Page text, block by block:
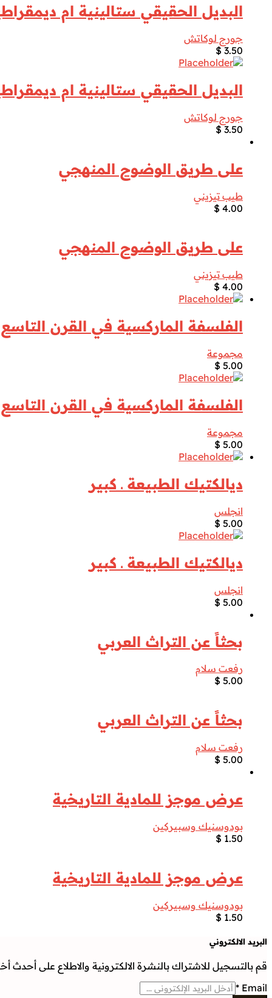
البديل الحقيقي ستالينية ام
جورج لوكاتش
$3.50
البديل الحقيقي ستالينية ام
جورج لوكاتش
$3.50
على طريق الوضوح المنهجي
طيب تيزيني
$ 4.00
على طريق الوضوح المنهجي
طيب تيزيني
$ 4.00
الفلسفة الماركسية في القرن التاسع
مجموعة
$ 5.00
الفلسفة الماركسية في القرن التاسع
مجموعة
$ 5.00
ديالكتيك الطبيعة ـ كبير
انجلس
$ 5.00
ديالكتيك الطبيعة ـ كبير
انجلس
$ 5.00
بحثاً عن التراث العربي
رفعت سلام
$ 5.00
بحثاً عن التراث العربي
رفعت سلام
$ 5.00
عرض موجز للمادية التاريخية
بودوسنيك وسبيركين
$ 1.50
عرض موجز للمادية التاريخية
بودوسنيك وسبيركين
$ 1.50
البريد الالكتروني
قم بالتسجيل للاشتراك بالنشرة الالكترونية والاطلاع على أحدث
Email
*